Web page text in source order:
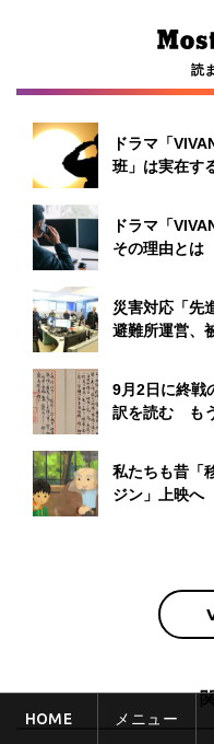
読
ドラマ「
班」は実在す
ドラマ「
その理由とは
災害対応「先
避難所運営、
9月2日に終戦
訳を読む も
私たちも昔「
ジン」上映へ
HOME メニュー